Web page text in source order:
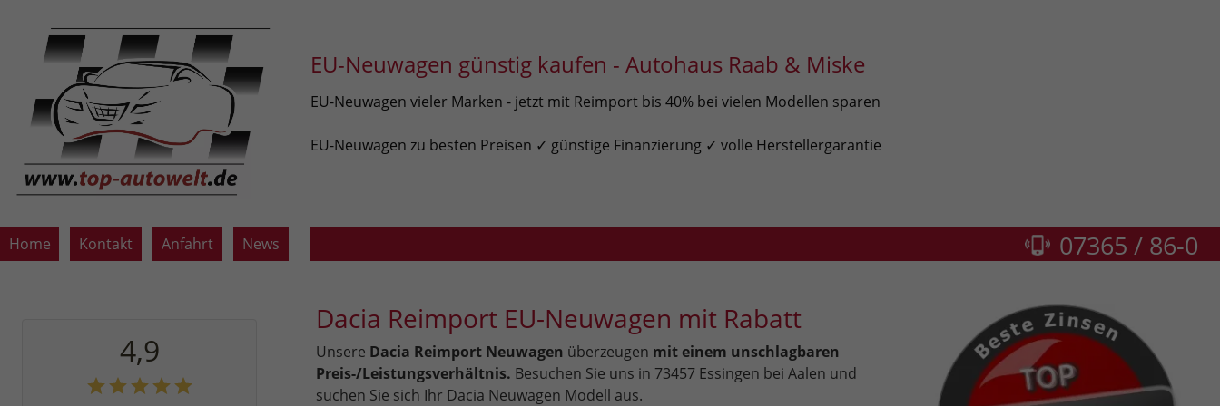
EU-Neuwagen günstig kaufen - Autohaus Raab & Miske
EU-Neuwagen vieler Marken - jetzt mit Reimport bis 40% bei vielen Modellen sparen
EU-Neuwagen zu besten Preisen ✓ günstige Finanzierung ✓ volle Herstellergarantie
Home Kontakt Anfahrt News 07365 / 86-0
Dacia Reimport EU-Neuwagen mit Rabatt
Unsere Dacia Reimport Neuwagen überzeugen mit einem unschlagbaren
Preis-/Leistungsverhältnis. Besuchen Sie uns in 73457 Essingen bei Aalen und
suchen Sie sich Ihr Dacia Neuwagen Modell aus.
4,9